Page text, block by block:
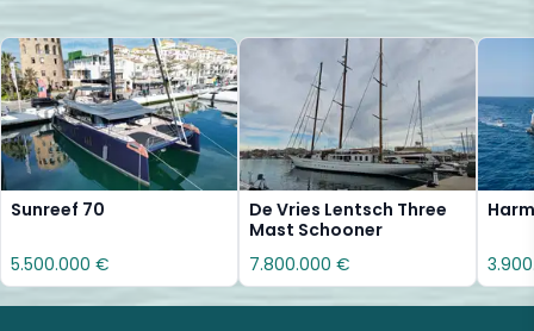
Sunreef 70
5.500.000 €
De Vries Lentsch Three
Mast Schooner
7.800.000 €